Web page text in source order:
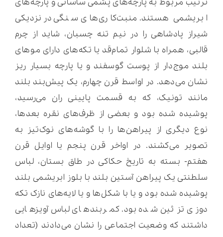
ابریشمی هستند. منبت‌کاری‌های سنگی در نزدیکی
شیراز پادشاهی را در نیم تنه چسبان، شاید از چرم
قالبی، همراه با شلوار تمام‌قد یا تکه‌های دارای موهای
بلند موج‌دار از پوست گوسفند و یا پارچه بسیار ریز
نشان می‌دهد. در اواسط قرن چهارم، یک پیش‌بند بلند
مانند تونیک، که به قسمت پایینی ران می‌رسید،
پوشیده شده بود و بعضی از ظرف‌های نقره بعدها،
نوع دیگری از پیراهن‌ها را با گوشه‌های نوک‌تیز به
تصویر می‌کشند. در اواخر قرن پنجم یا اوایل قرن
هفتم- بسته به تاریخ حکاکی در طاق بستان، لباس
سلطنتی یک پیراهن آستین بلند با بلوز ابریشمی بلند
پوشیده شده بود و یا با شکل‌ها و یا لایه‌های نازک تکه
دوزی تزئین شده بود. کمربندهای لباس آویزهایی
داشتند که وضعیت اجتماعی را نشان می‌دادند (تعداد